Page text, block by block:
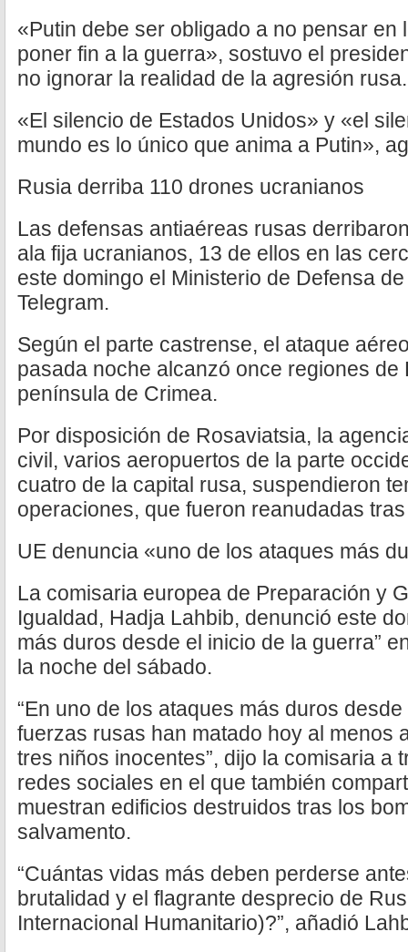
«Putin debe ser obligado a no pensar en
poner fin a la guerra», sostuvo el
no ignorar la realidad de la agresión rusa.
«El silencio de Estados Unidos» y «el
mundo es lo único que anima a Putin»,
Rusia derriba 110 drones ucranianos
Las defensas antiaéreas rusas
ala fija ucranianos, 13 de ellos en las
este domingo el Ministerio de Defensa
Telegram.
Según el parte castrense, el ataque
pasada noche alcanzó once regiones de
península de Crimea.
Por disposición de Rosaviatsia, la
civil, varios aeropuertos de la parte
cuatro de la capital rusa, suspendieron
operaciones, que fueron reanudadas
UE denuncia «uno de los ataques más
La comisaria europea de Preparación y
Igualdad, Hadja Lahbib, denunció este
más duros desde el inicio de la guerra”
la noche del sábado.
“En uno de los ataques más duros
fuerzas rusas han matado hoy al menos
tres niños inocentes”, dijo la comisaria a
redes sociales en el que también
muestran edificios destruidos tras los
salvamento.
“Cuántas vidas más deben perderse
brutalidad y el flagrante desprecio de
Internacional Humanitario)?”, añadió